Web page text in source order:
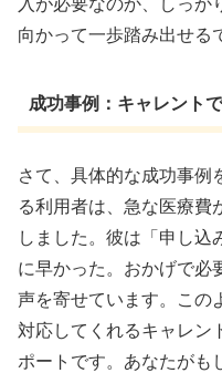
向かって一歩踏み出せる
成功事例：キャレント
さて、具体的な成功事例
る利用者は、急な医療費
しました。彼は「申し込
に早かった。おかげで必
声を寄せています。この
対応してくれるキャレン
ポートです。あなたがも